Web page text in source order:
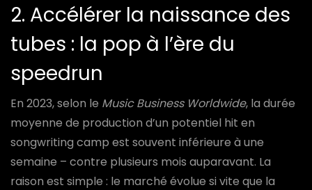
2. Accélérer la naissance des
tubes : la pop à l’ère du
speedrun
En 2023, selon le Music Business Worldwide, la durée
moyenne de production d’un potentiel hit en
songwriting camp est souvent inférieure à une
semaine – contre plusieurs mois auparavant. La
raison est simple : le marché évolue si vite que la